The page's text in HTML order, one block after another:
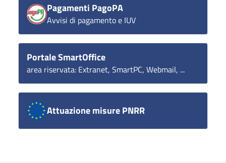
Pagamenti PagoPA
Avvisi di pagamento e IUV
Portale SmartOffice
area riservata: Extranet, SmartPC, Webmail, ...
Attuazione misure PNRR